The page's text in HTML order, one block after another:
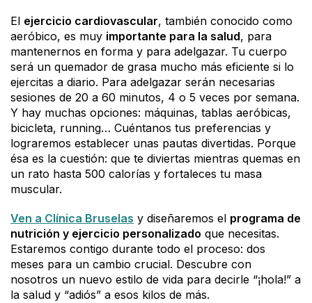
El ejercicio cardiovascular, también conocido como
aeróbico, es muy importante para la salud, para
mantenernos en forma y para adelgazar. Tu cuerpo
será un quemador de grasa mucho más eficiente si lo
ejercitas a diario. Para adelgazar serán necesarias
sesiones de 20 a 60 minutos, 4 o 5 veces por semana.
Y hay muchas opciones: máquinas, tablas aeróbicas,
bicicleta, running… Cuéntanos tus preferencias y
lograremos establecer unas pautas divertidas. Porque
ésa es la cuestión: que te diviertas mientras quemas en
un rato hasta 500 calorías y fortaleces tu masa
muscular.
Ven a Clínica Bruselas y diseñaremos el programa de
nutrición y ejercicio personalizado que necesitas.
Estaremos contigo durante todo el proceso: dos
meses para un cambio crucial. Descubre con
nosotros un nuevo estilo de vida para decirle “¡hola!” a
la salud y “adiós” a esos kilos de más.